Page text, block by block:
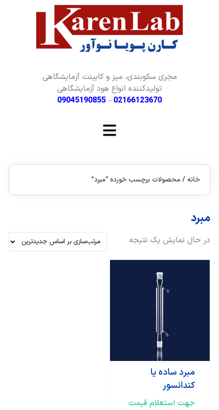
مجری سکوبندی، میز و کابینت آزمایشگاهی
تولیدکننده انواع هود آزمایشگاهی
02166123670
–
09045190855
خانه / محصولات برچسب خورده “مبرد”
مبرد
در حال نمایش یک نتیجه
مبرد ساده یا
کندانسور
جهت استعلام قیمت